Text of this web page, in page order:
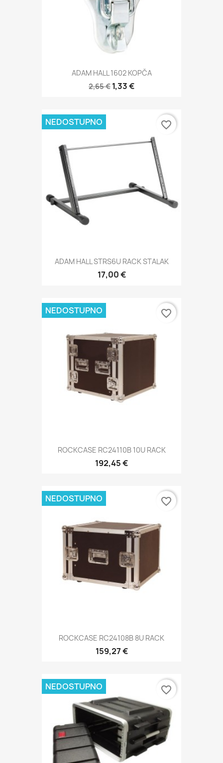
ADAM HALL 1602 KOPČA
2,65 € 1,33 €
ADAM HALL STRS6U RACK STALAK
17,00 €
NEDOSTUPNO favorite_border
ROCKCASE RC24110B 10U RACK
192,45 €
NEDOSTUPNO favorite_border
ROCKCASE RC24108B 8U RACK
159,27 €
NEDOSTUPNO favorite_border
NEDOSTUPNO favorite_border